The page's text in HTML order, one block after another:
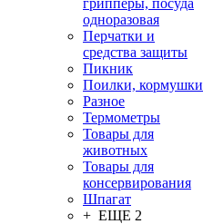
грипперы, посуда
одноразовая
Перчатки и
средства защиты
Пикник
Поилки, кормушки
Разное
Термометры
Товары для
животных
Товары для
консервирования
Шпагат
+ ЕЩЕ 2